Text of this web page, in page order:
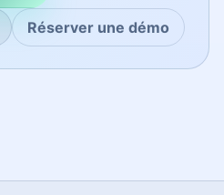
Réserver une démo